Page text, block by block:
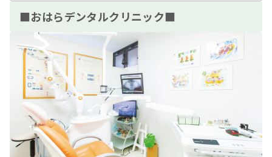
■おはらデンタルクリニック■